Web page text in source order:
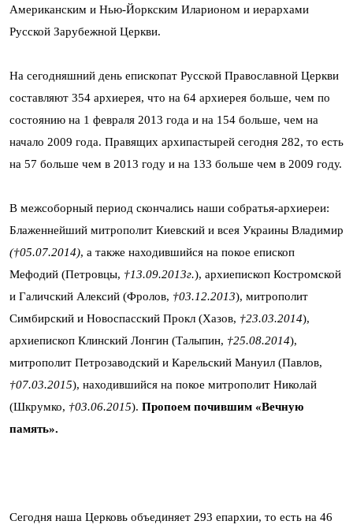
Американским и Нью-Йоркским Иларионом и иерархами
Русской Зарубежной Церкви.
На сегодняшний день епископат Русской Православной Церкви
составляют 354 архиерея, что на 64 архиерея больше, чем по
состоянию на 1 февраля 2013 года и на 154 больше, чем на
начало 2009 года. Правящих архипастырей сегодня 282, то есть
на 57 больше чем в 2013 году и на 133 больше чем в 2009 году.
В межсоборный период скончались наши собратья-архиереи:
Блаженнейший митрополит Киевский и всея Украины Владимир
(†05.07.2014), а также находившийся на покое епископ
Мефодий (Петровцы, †13.09.2013г.), архиепископ Костромской
и Галичский Алексий (Фролов, †03.12.2013), митрополит
Симбирский и Новоспасский Прокл (Хазов, †23.03.2014),
архиепископ Клинский Лонгин (Талыпин, †25.08.2014),
митрополит Петрозаводский и Карельский Мануил (Павлов,
†07.03.2015), находившийся на покое митрополит Николай
(Шкрумко, †03.06.2015). Пропоем почившим «Вечную
память».
Сегодня наша Церковь объединяет 293 епархии, то есть на 46